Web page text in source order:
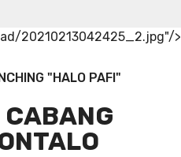
20210213042425_2.jpg"/>
"HALO PAFI"
CABANG